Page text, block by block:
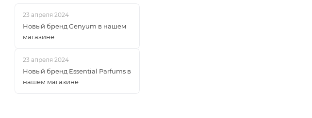
23 апреля 2024
Новый бренд Genyum в нашем
магазине
23 апреля 2024
Новый бренд Essential Parfums в
нашем магазине